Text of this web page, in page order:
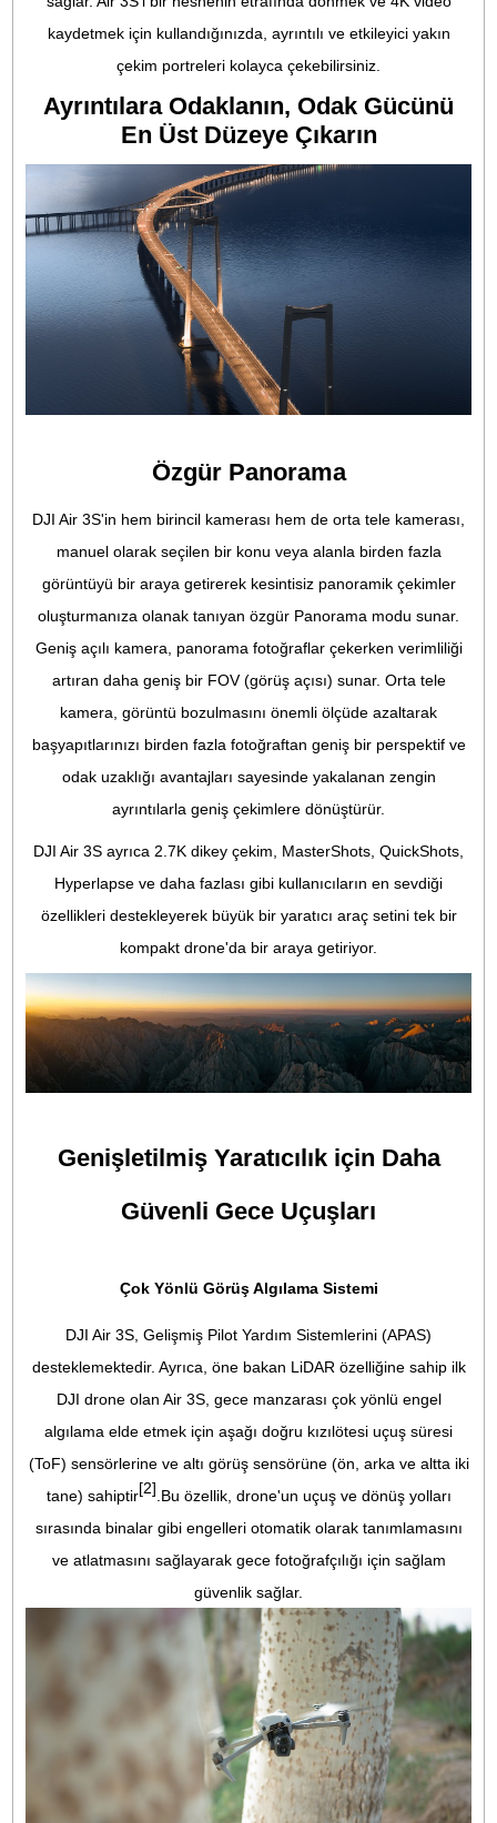
4K/60fps HDR Video
En yeni HDR video modu, 14 durağa kadar dinamik
sunarak [1] gün doğumu ve gün batımı sırasında bulut
dokularının ve diğer öğelerin ayrıntılı görünümleri gibi
kontrastlı sahnelerde sinematik çekimler yakalıyor.
4K/120fps Video [6]
Gelişmiş çözünürlük ve kare hızları, kültürel veya spor
sırasında heyecan verici yaratıcı olasılıkların önünü açar.
10-bit D-Log M ve HLG Videosu
Normal renk modunda bile Air 3S, H.265 kodlamasını
kullanarak 10 bit video kaydedebilir ve maksimum ISO
yükseltilerek rafine renk performansı ve post
daha fazla esneklik sunar. D-Log M ve HLG renk
maksimum ISO 3.200'e yükseltilerek şehir içi gece
sahnelerinde daha fazla parlaklık ve daha fazla ayrıntı
edilir.
Orta Tele Kamera: Unutulmaz
Portreler
48MP 1/1,3 inç CMOS sensörlü orta tele kamera, birincil
kamerayla aynı video özelliklerini ve renk modlarını
Bu, kolaylaştırılmış post-processing için görsel olarak
çekimler sağlar. 70 mm lensi 3x optik yakınlaştırma
nesnenizi vurgularken uzaktan benzersiz çekimler
kaydetmek için kullandığınızda, ayrıntılı ve etkileyici
Ayrıntılara Odaklanın, Odak
Özgür Panorama
DJI Air 3S'in hem birincil kamerası hem de orta tele
manuel olarak seçilen bir konu veya alanla birden fazla
görüntüyü bir araya getirerek kesintisiz panoramik
oluşturmanıza olanak tanıyan özgür Panorama modu